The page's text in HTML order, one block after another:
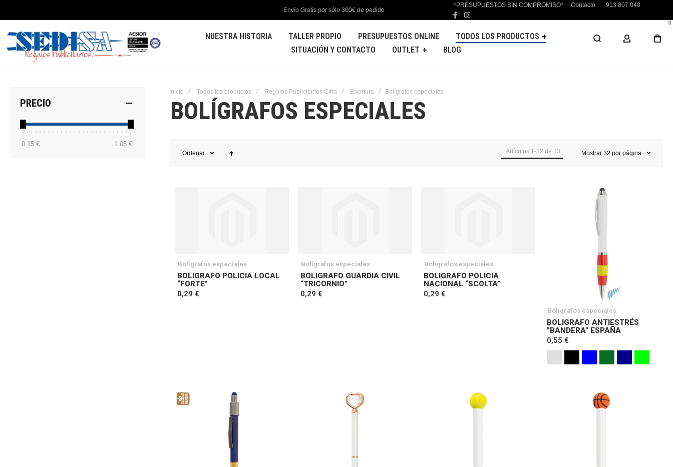
Envío Gratis por sólo 300€ de pedido
*PRESUPUESTOS SIN COMPROMISO* Contacto 913 807 040
facebook
instagram
NUESTRA HISTORIA TALLER PROPIO PRESUPUESTOS ONLINE
TODOS LOS PRODUCTOS
SITUACIÓN Y CONTACTO
OUTLET BLOG
MI CUENTA
0
Inicio Todos los productos Regalos Publicitarios Cifra Escritura Bolígrafos especiales
BOLÍGRAFOS ESPECIALES
Ordenar Artículos 1-32 de 33 Mostrar 32 por página
Bolígrafos especiales
BOLIGRAFO POLICIA LOCAL
“FORTE”
0,29 €
Bolígrafos especiales
BOLIGRAFO GUARDIA CIVIL
“TRICORNIO”
0,29 €
Bolígrafos especiales
BOLIGRAFO POLICIA
NACIONAL “SCOLTA”
0,29 €
Bolígrafos especiales
BOLIGRAFO ANTIESTRÉS
"BANDERA" ESPAÑA
0,55 €
PRECIO
0.15 € 1.06 €